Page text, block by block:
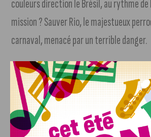
couleurs direction le Brésil, au rythme de
mission ? Sauver Rio, le majestueux
carnaval, menacé par un terrible danger.
Au programme : décors numériques
avec le public et ambiance festive.
Petit bonus qui fera briller les yeux des
souvenir avec leur personnage préféré !